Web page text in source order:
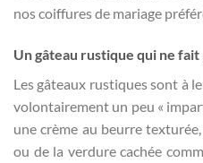
nos coiffures de mariage
Un gâteau rustique qui ne
Les gâteaux rustiques sont à
volontairement un peu «
une crème au beurre
ou de la verdure cachée